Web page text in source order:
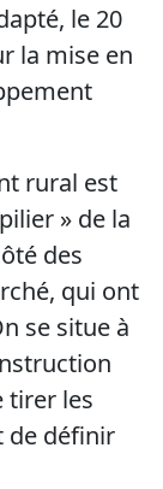
le 20
la mise en
rural est
» de la
des
qui ont
se situe à
tirer les
de définir